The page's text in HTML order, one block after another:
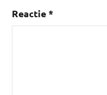
Reactie*